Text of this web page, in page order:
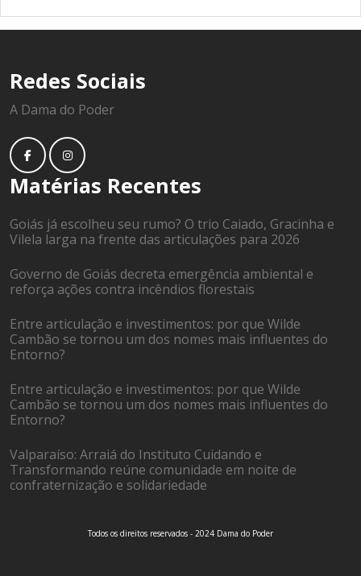
Redes Sociais
A Dama do Poder
Matérias Recentes
Goiás já escolheu seu rumo? O trio Caiado, Gracinha e
Vilela larga na frente das articulações para 2026
Governo de Goiás decreta emergência ambiental e
reforça ações contra incêndios florestais
Entre articulação e investimentos: por que Wilde
Cambão se tornou um dos nomes mais influentes do
Entorno?
Entre articulação e investimentos: por que Wilde
Cambão se tornou um dos nomes mais influentes do
Entorno?
Valparaíso: Arraiá do Instituto Cuidando e
Transformando reúne comunidade em noite de
confraternização e solidariedade
Todos os direitos reservados - 2024 Dama do Poder